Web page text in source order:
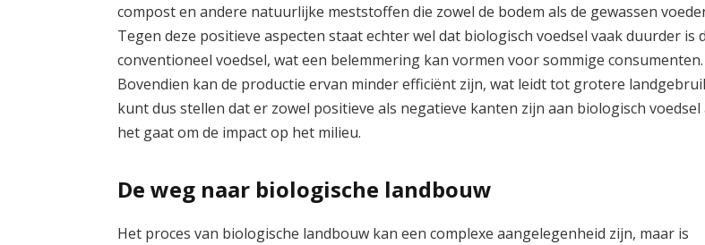
compost en andere natuurlijke meststoffen die zowel de bodem als de gewassen
Tegen deze positieve aspecten staat echter wel dat biologisch voedsel vaak duurder is
conventioneel voedsel, wat een belemmering kan vormen voor sommige consumenten.
Bovendien kan de productie ervan minder efficiënt zijn, wat leidt tot grotere
kunt dus stellen dat er zowel positieve als negatieve kanten zijn aan biologisch voedsel
het gaat om de impact op het milieu.
De weg naar biologische landbouw
Het proces van biologische landbouw kan een complexe aangelegenheid zijn, maar is